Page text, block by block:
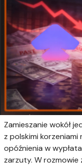
Zamieszanie wokół
z polskimi korzeniami
opóźnienia w
zarzuty. W